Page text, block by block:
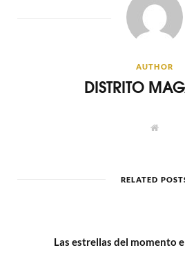
AUTHOR
DISTRITO
W
e
RELATED
Las estrellas del momento